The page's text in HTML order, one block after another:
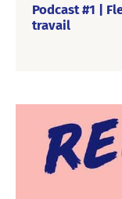
Podcast #1 |
travail
d’un monde du